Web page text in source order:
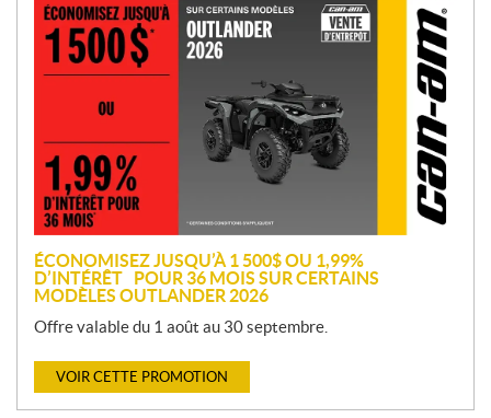
P
m
o
n
ÉCONOMISEZ JUSQU’À 1 500$ OU 1,99%
D’INTÉRÊT POUR 36 MOIS SUR CERTAINS
MODÈLES OUTLANDER 2026
Offre valable du 1 août au 30 septembre.
VOIR CETTE PROMOTION